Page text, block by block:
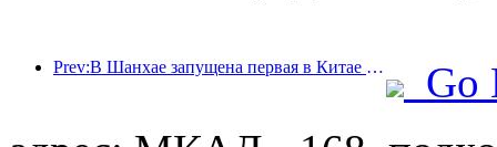
Prev:В Шанхае запущена первая в Китае система самостоятельного потребления культурных и туристических услуг для иностранных туристов
Go